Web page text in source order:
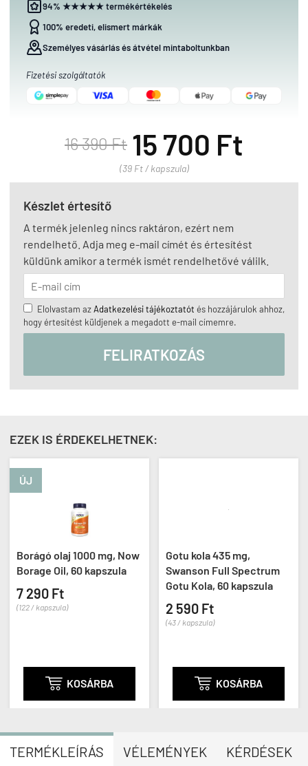
94% ★★★★★ termékértékelés
100% eredeti, elismert márkák
Személyes vásárlás és átvétel mintaboltunkban
Fizetési szolgáltatók
16 390 Ft 15 700 Ft
(39 Ft / kapszula)
Készlet értesítő
A termék jelenleg nincs raktáron, ezért nem
rendelhető. Adja meg e-mail címét és értesítést
küldünk amikor a termék ismét rendelhetővé válilk.
Elolvastam azAdatkezelési tájékoztatót és hozzájárulok ahhoz,
hogy értesítést küldjenek a megadott e-mail címemre.
FELIRATKOZÁS
EZEK IS ÉRDEKELHETNEK:
ÚJ
Borágó olaj 1000 mg, Now
Borage Oil, 60 kapszula
7 290 Ft
(122 / kapszula)
 KOSÁRBA
Gotu kola 435 mg,
Swanson Full Spectrum
Gotu Kola, 60 kapszula
2 590 Ft
(43 / kapszula)
 KOSÁRBA
TERMÉKLEÍRÁS VÉLEMÉNYEK KÉRDÉSEK